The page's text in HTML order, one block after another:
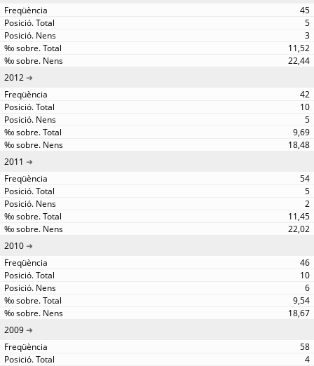
45
5
3
11,52
22,44
2012
42
10
5
9,69
18,48
2011
54
5
2
11,45
22,02
2010
46
10
6
9,54
18,67
2009
58
4